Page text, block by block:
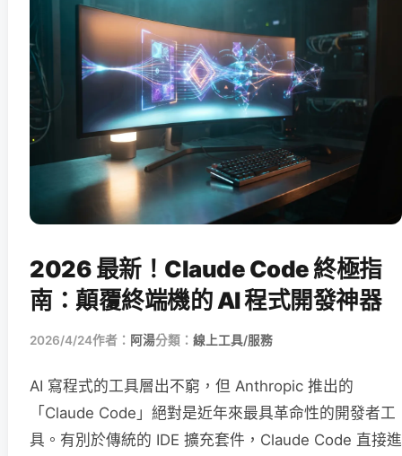
2026 最新！Claude Code 終極指
南：顛覆終端機的 AI 程式開發神器
2026/4/24作者： 阿湯分類： 線上工具/服務
AI 寫程式的工具層出不窮，但 Anthropic 推出的
「Claude Code」絕對是近年來最具革命性的開發者工
具。有別於傳統的 IDE 擴充套件，Claude Code 直接進